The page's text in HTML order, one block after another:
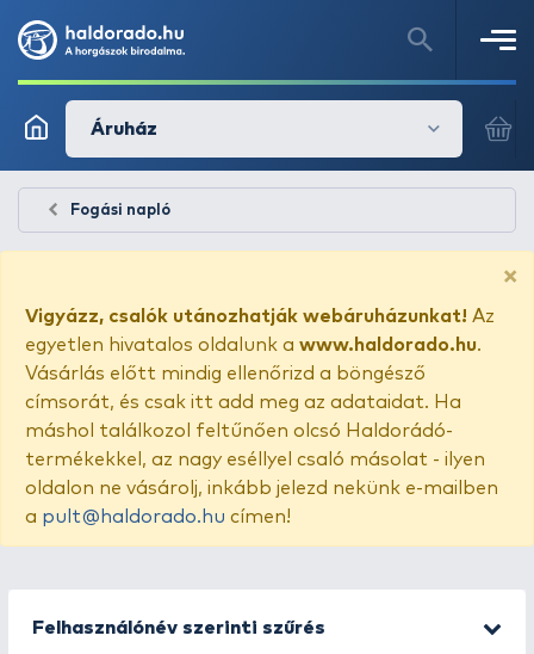
Áruház
Fogási napló
×
Vigyázz, csalók utánozhatják webáruházunkat! Az
egyetlen hivatalos oldalunk a www.haldorado.hu.
Vásárlás előtt mindig ellenőrizd a böngésző
címsorát, és csak itt add meg az adataidat. Ha
máshol találkozol feltűnően olcsó Haldorádó-
termékekkel, az nagy eséllyel csaló másolat - ilyen
oldalon ne vásárolj, inkább jelezd nekünk e-mailben
a pult@haldorado.hu címen!
Felhasználónév szerinti szűrés